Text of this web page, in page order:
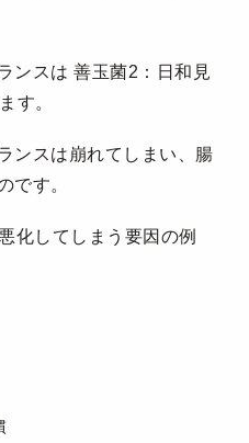
ンスは 善玉菌2：日和見
す。
ンスは崩れてしまい、腸
です。
化してしまう要因の例